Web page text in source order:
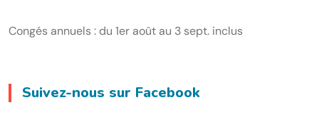
Congés annuels : du 1er août au 3 sept. inclus
Suivez-nous sur Facebook